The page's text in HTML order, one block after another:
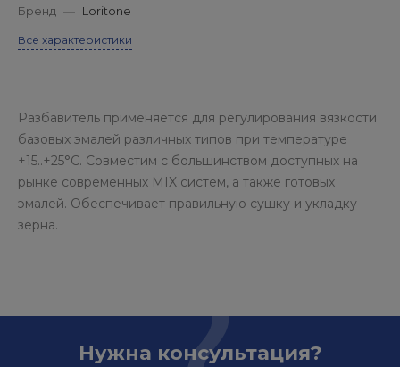
Бренд — Loritone
Все характеристики
Разбавитель применяется для регулирования вязкости
базовых эмалей различных типов при температуре
+15..+25°C. Совместим с большинством доступных на
рынке современных MIX систем, а также готовых
эмалей. Обеспечивает правильную сушку и укладку
зерна.
Нужна консультация?